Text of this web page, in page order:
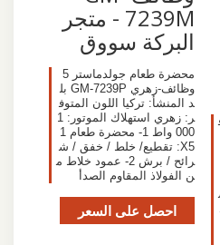
7239M - متجر
البركة سووق
محضرة طعام جولدماستر 5
وظائف-زهري GM-7239P بل
د المنشأ: تركيا اللون المتوف
ر: زهري استهلاك الموتور: 1
000 واط 1- محضرة طعام 1
X5: تقطيع/ خلط / خفق / ش
رائح / برش 2- عمود خلاط م
ن الفولاذ المقاوم الصدأ
احصل على السعر